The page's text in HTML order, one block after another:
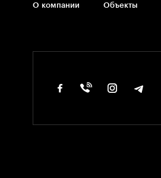
О компании Объекты